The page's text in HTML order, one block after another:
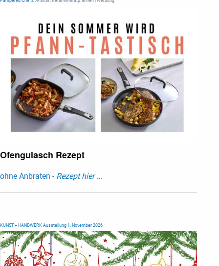
Ofengulasch Rezept
ohne Anbraten - Rezept hier ...
KUNST + HANDWERK Ausstellung 1. November 2026